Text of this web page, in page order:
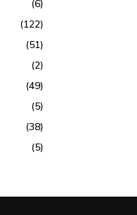
(6)
(122)
(51)
(2)
(49)
(5)
(38)
(5)